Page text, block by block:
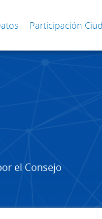
Participación
el Consejo